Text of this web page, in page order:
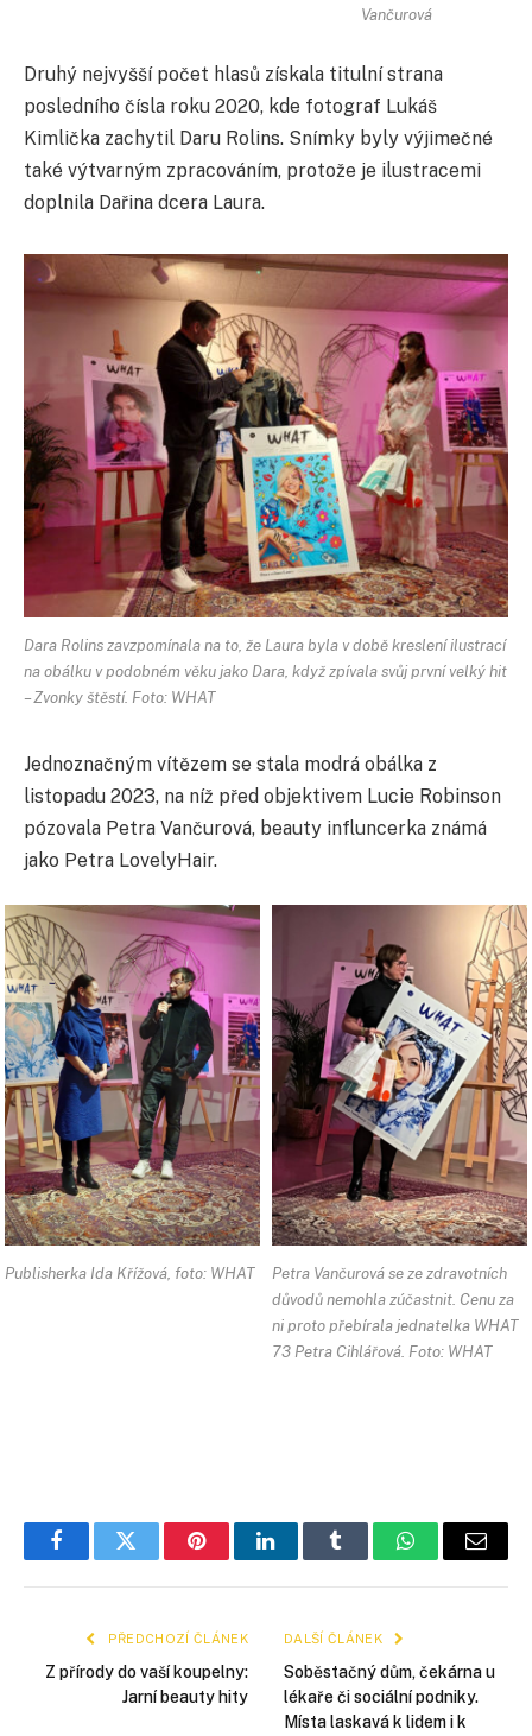
Vančurová
Druhý nejvyšší počet hlasů získala titulní strana
posledního čísla roku 2020, kde fotograf Lukáš
Kimlička zachytil Daru Rolins. Snímky byly výjimečné
také výtvarným zpracováním, protože je ilustracemi
doplnila Dařina dcera Laura.
Dara Rolins zavzpomínala na to, že Laura byla v době kreslení ilustrací
na obálku v podobném věku jako Dara, když zpívala svůj první velký hit
– Zvonky štěstí. Foto: WHAT
Jednoznačným vítězem se stala modrá obálka z
listopadu 2023, na níž před objektivem Lucie Robinson
pózovala Petra Vančurová, beauty influncerka známá
jako Petra LovelyHair.
Publisherka Ida Křížová, foto: WHAT
Petra Vančurová se ze zdravotních
důvodů nemohla zúčastnit. Cenu za
ni proto přebírala jednatelka WHAT
73 Petra Cihlářová. Foto: WHAT
FacebookTwitter PinterestLinkedInTumblr WhatsApp
E-
PŘEDCHOZÍ ČLÁNEK
Z přírody do vaší koupelny:
Jarní beauty hity
DALŠÍ ČLÁNEK
Soběstačný dům, čekárna u
lékaře či sociální podniky.
Místa laskavá k lidem i k